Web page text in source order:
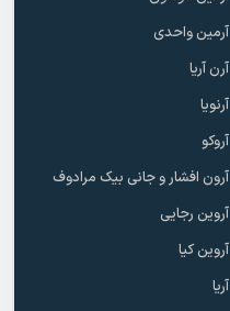
آرمین واحدی
آرن آریا
آرنویا
آروکو
آرون افشار و جانی بیک مرادوف
آروین رجایی
آروین کیا
آریا